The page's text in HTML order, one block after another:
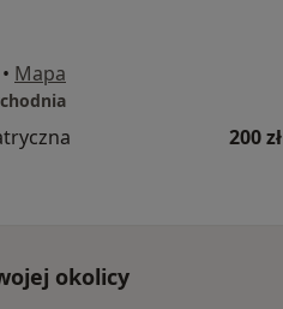
• Mapa
200 zł
okolicy